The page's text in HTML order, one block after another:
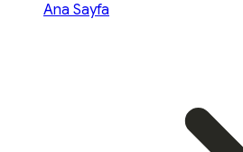
Ana Sayfa